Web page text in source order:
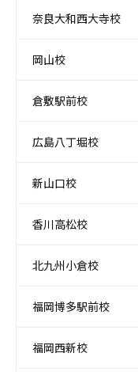
奈良大和西大寺校
岡山校
倉敷駅前校
広島八丁堀校
新山口校
香川高松校
北九州小倉校
福岡博多駅前校
福岡西新校